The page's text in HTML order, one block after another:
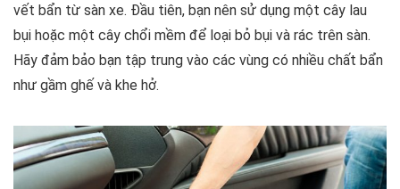
vết bẩn từ sàn xe. Đầu tiên, bạn nên sử dụng một cây lau
bụi hoặc một cây chổi mềm để loại bỏ bụi và rác trên sàn.
Hãy đảm bảo bạn tập trung vào các vùng có nhiều chất bẩn
như gầm ghế và khe hở.